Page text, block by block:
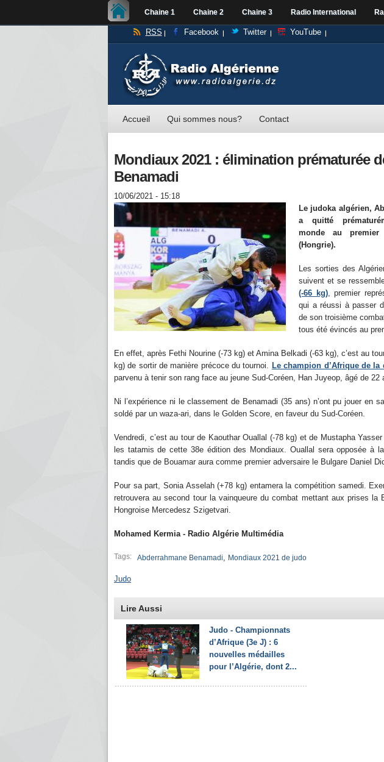
Chaine 1 Chaine 2 Chaine 3 Radio International
RSS Facebook Twitter YouTube
Accueil Qui sommes nous? Contact
Mondiaux 2021 : élimination prématurée
Benamadi
10/06/2021 - 15:18
Le judoka algérien,
a quitté
monde au
(Hongrie).
Les sorties des
suivent et se
(-66 kg), premier
qui a réussi à passer
de son troisième
tous été évincés au
En effet, après Fethi Nourine (-73 kg) et Amina Belkadi (-63 kg), c’est au
kg) de sortir de manière précoce du tournoi. Le champion d’Afrique de la
parvenu à tenir son rang face au jeune Sud-Coréen, Han Juyeop, âgé de 22
Ni l’expérience ni le classement de Benamadi (35 ans) n’ont pu jouer en
soldé par un waza-ari, dans le Golden Score, en faveur du Sud-Coréen.
Vendredi, c’est au tour de Kaouthar Ouallal (-78 kg) et de Mustapha
les tatamis de cette 38e édition des Mondiaux. Ouallal sera opposée à
tandis que de Bouamar aura comme premier adversaire le Bulgare Daniel
Pour sa part, Sonia Asselah (+78 kg) entamera la compétition samedi.
retrouvera au second tour la vainqueure du combat mettant aux prises la
Hongroise Mercedesz Szigetvari.
Mohamed Kermia - Radio Algérie Multimédia
Tags: Abderrahmane Benamadi, Mondiaux 2021 de judo
Judo
Lire Aussi
Judo - Championnats
d’Afrique (3e J) : 6
nouvelles médailles
pour l’Algérie, dont 2...